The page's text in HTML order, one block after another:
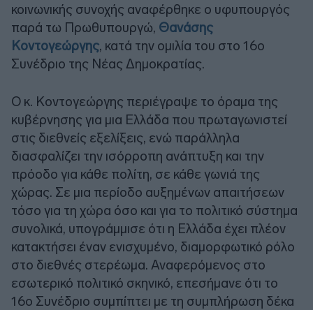
κοινωνικής συνοχής αναφέρθηκε ο υφυπουργός
παρά τω Πρωθυπουργώ, Θανάσης
Κοντογεώργης, κατά την ομιλία του στο 16ο
Συνέδριο της Νέας Δημοκρατίας.
Ο κ. Κοντογεώργης περιέγραψε το όραμα της
κυβέρνησης για μια Ελλάδα που πρωταγωνιστεί
στις διεθνείς εξελίξεις, ενώ παράλληλα
διασφαλίζει την ισόρροπη ανάπτυξη και την
πρόοδο για κάθε πολίτη, σε κάθε γωνιά της
χώρας. Σε μια περίοδο αυξημένων απαιτήσεων
τόσο για τη χώρα όσο και για το πολιτικό σύστημα
συνολικά, υπογράμμισε ότι η Ελλάδα έχει πλέον
κατακτήσει έναν ενισχυμένο, διαμορφωτικό ρόλο
στο διεθνές στερέωμα. Αναφερόμενος στο
εσωτερικό πολιτικό σκηνικό, επεσήμανε ότι το
16ο Συνέδριο συμπίπτει με τη συμπλήρωση δέκα